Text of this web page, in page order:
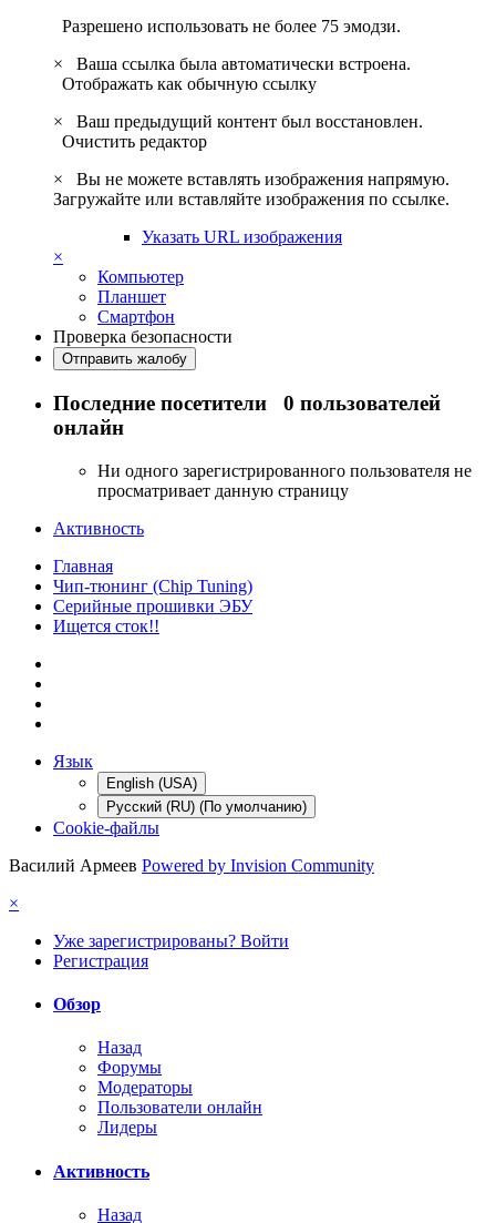
Разрешено использовать не более 75 эмодзи.
×
Ваша ссылка была автоматически встроена.
Отображать как обычную ссылку
×
Ваш предыдущий контент был восстановлен.
Очистить редактор
×
Вы не можете вставлять изображения напрямую.
Загружайте или вставляйте изображения по ссылке.
Указать URL изображения
×
Компьютер
Планшет
Смартфон
Проверка безопасности
Отправить жалобу
Последние посетители 0 пользователей
онлайн
Ни одного зарегистрированного пользователя не
просматривает данную страницу
Активность
Главная
Чип-тюнинг (Chip Tuning)
Серийные прошивки ЭБУ
Ищется сток!!
Язык
English (USA)
Русский (RU) (По умолчанию)
Cookie-файлы
Василий Армеев Powered by Invision Community
×
Уже зарегистрированы? Войти
Регистрация
Обзор
Назад
Форумы
Модераторы
Пользователи онлайн
Лидеры
Активность
Назад